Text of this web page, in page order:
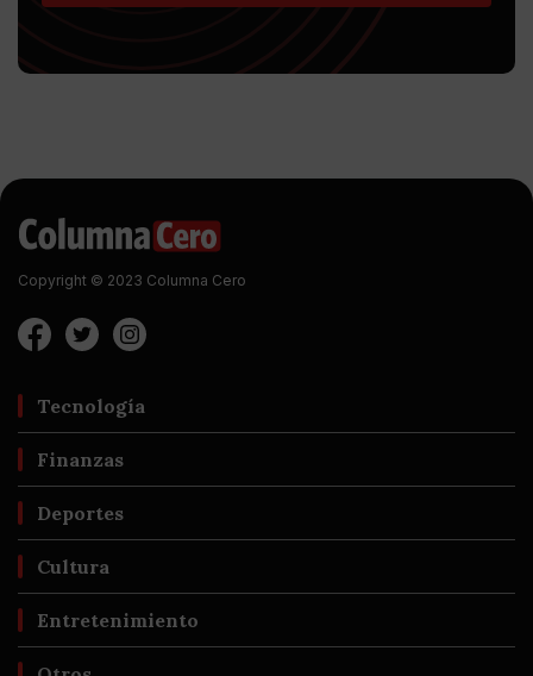
Copyright © 2023 Columna Cero
Tecnología
Finanzas
Deportes
Cultura
Entretenimiento